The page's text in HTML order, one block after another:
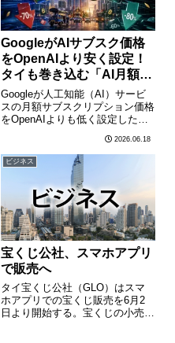
GoogleがAIサブスク価格
をOpenAIより安く設定！
タイも巻き込む「AI月額課
金戦争」
Googleが人工知能（AI）サービ
スの月額サブスクリプション価格
をOpenAIよりも低く設定したこ
競争が激化している。タイでも両
社のAIサービスは急速に普及して
おり、企業・個人ユーザーの間で
どちらのサービス………
2026.06.18
ビジネス
宝くじ公社、スマホアプリ
で販売へ
タイ宝くじ公社（GLO）はスマ
ホアプリでの宝くじ販売を6月2
日より開始する。宝くじの小売価